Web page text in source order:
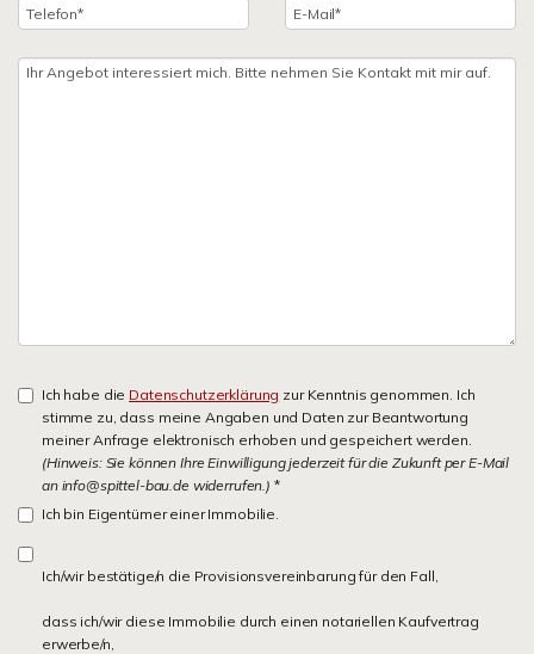
Ich habe die Datenschutzerklärung zur Kenntnis genommen. Ich
stimme zu, dass meine Angaben und Daten zur Beantwortung
meiner Anfrage elektronisch erhoben und gespeichert werden.
(Hinweis: Sie können Ihre Einwilligung jederzeit für die Zukunft per E-Mail
an info@spittel-bau.de widerrufen.) *
Ich bin Eigentümer einer Immobilie.
Ich/wir bestätige/n die Provisionsvereinbarung für den Fall,
dass ich/wir diese Immobilie durch einen notariellen Kaufvertrag
erwerbe/n,